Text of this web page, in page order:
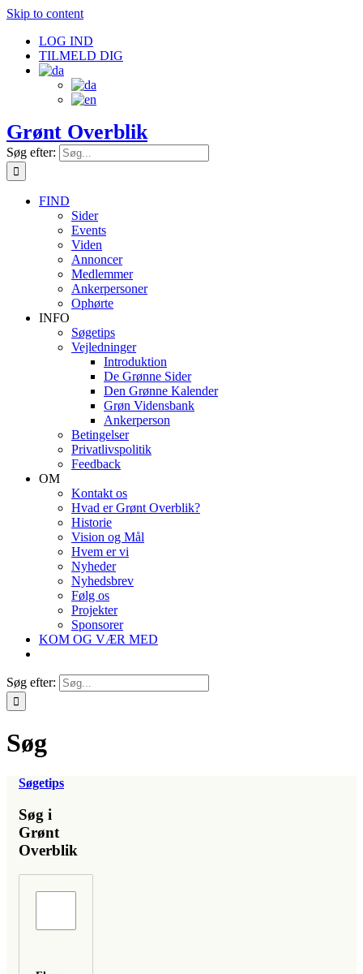
Skip to content
LOG IND
TILMELD DIG
Grønt Overblik
Søg efter:
FIND
Sider
Events
Viden
Annoncer
Medlemmer
Ankerpersoner
Ophørte
INFO
Søgetips
Vejledninger
Introduktion
De Grønne Sider
Den Grønne Kalender
Grøn Vidensbank
Ankerperson
Betingelser
Privatlivspolitik
Feedback
OM
Kontakt os
Hvad er Grønt Overblik?
Historie
Vision og Mål
Hvem er vi
Nyheder
Nyhedsbrev
Følg os
Projekter
Sponsorer
KOM OG VÆR MED
Søg efter:
Søg
Søgetips
Søg i
Grønt
Overblik